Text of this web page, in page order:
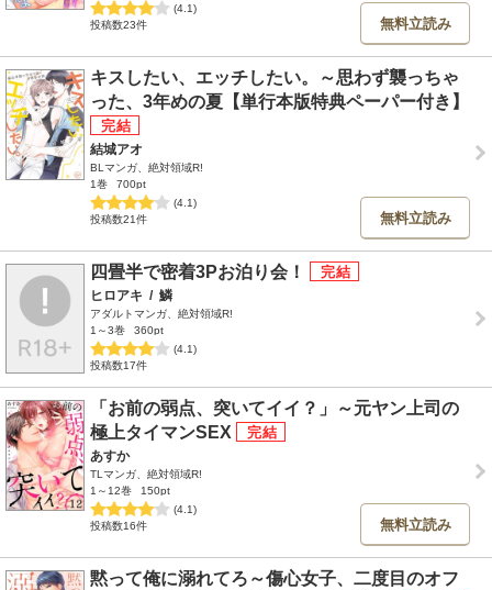
(4.1)
投稿数23件
無料立読み
キスしたい、エッチしたい。～思わず襲っちゃ
った、3年めの夏【単行本版特典ペーパー付き】
結城アオ
BLマンガ、絶対領域R!
1巻
700pt
(4.1)
投稿数21件
無料立読み
四畳半で密着3Pお泊り会！
ヒロアキ / 鱗
アダルトマンガ、絶対領域R!
1～3巻
360pt
(4.1)
投稿数17件
「お前の弱点、突いてイイ？」～元ヤン上司の
極上タイマンSEX
あすか
TLマンガ、絶対領域R!
1～12巻
150pt
(4.1)
投稿数16件
無料立読み
黙って俺に溺れてろ～傷心女子、二度目のオフ